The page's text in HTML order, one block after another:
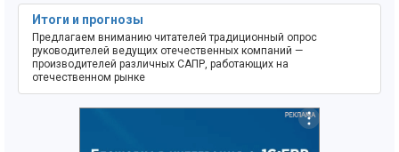
Итоги и прогнозы
Предлагаем вниманию читателей традиционный опрос
руководителей ведущих отечественных компаний —
производителей различных САПР, работающих на
отечественном рынке